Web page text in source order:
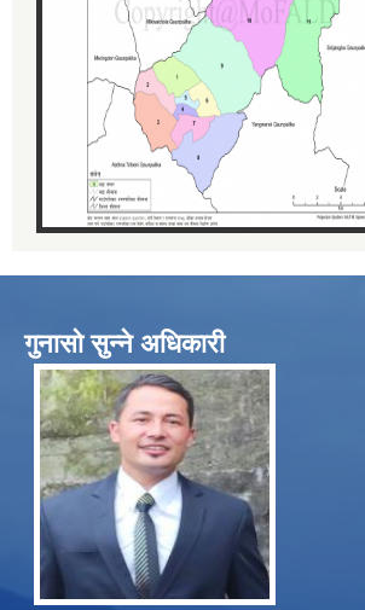
गुनासो सुन्ने अधिकारी